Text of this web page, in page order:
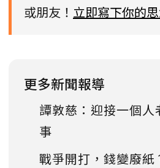
或朋友！ 立即寫下你的
更多新聞報導
譚敦慈：迎接一個
事
戰爭開打，錢變廢紙